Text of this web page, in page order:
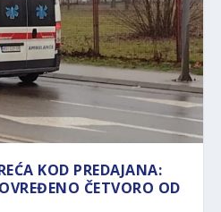
KOD PREDAJANA:
ČETVORO OD